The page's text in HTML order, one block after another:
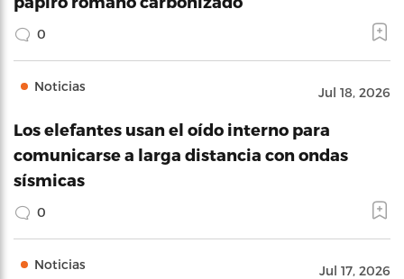
0
Noticias Jul 18, 2026
Los elefantes usan el oído interno para
comunicarse a larga distancia con ondas
sísmicas
0
Noticias Jul 17, 2026